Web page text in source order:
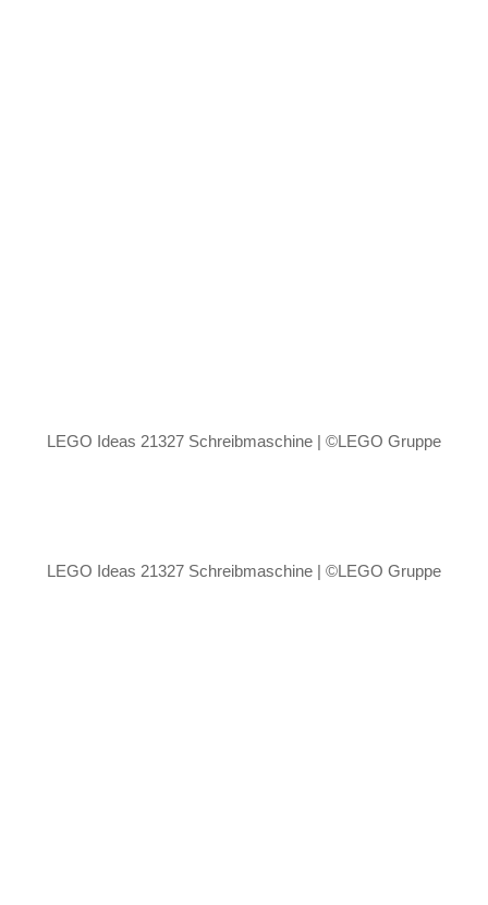
LEGO Ideas 21327 Schreibmaschine | ©LEGO Gruppe
LEGO Ideas 21327 Schreibmaschine | ©LEGO Gruppe